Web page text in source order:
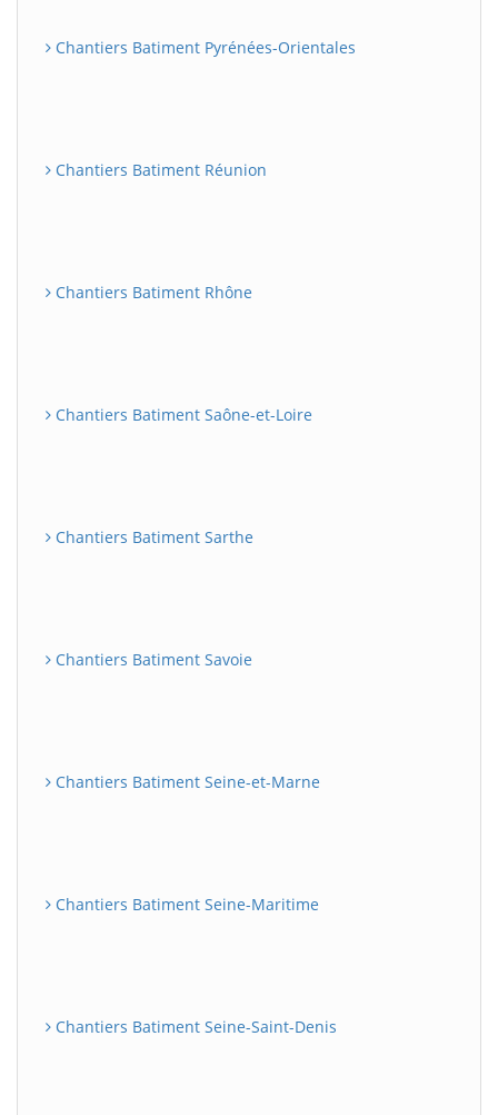
Chantiers Batiment Pyrénées-Orientales
Chantiers Batiment Réunion
Chantiers Batiment Rhône
Chantiers Batiment Saône-et-Loire
Chantiers Batiment Sarthe
Chantiers Batiment Savoie
Chantiers Batiment Seine-et-Marne
Chantiers Batiment Seine-Maritime
Chantiers Batiment Seine-Saint-Denis